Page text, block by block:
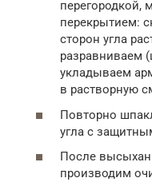
перегородкой,
перекрытием:
сторон угла
разравниваем
укладываем
в растворную
Повторно
угла с
После
производим